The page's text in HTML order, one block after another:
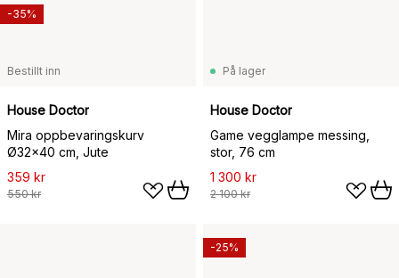
Bestillt inn
House Doctor
Mira oppbevaringskurv
Ø32x40 cm, Jute
359 kr
550 kr
-35%
På lager
House Doctor
Game vegglampe messing,
stor, 76 cm
1 300 kr
2 100 kr
-25%